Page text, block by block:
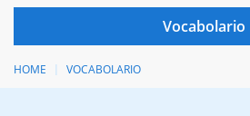
HOME VOCABOLARIO